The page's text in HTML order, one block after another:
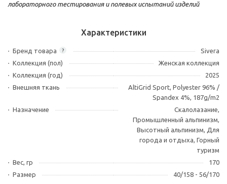
лабораторного тестирования и полевых испытаний изделий
Характеристики
?
Бренд товара
Sivera
Коллекция (пол)
Женская коллекция
Коллекция (год)
2025
Внешняя ткань
AltiGrid Sport, Polyester 96% /
Spandex 4%, 187g/m2
Назначение
Скалолазание,
Промышленный альпинизм,
Высотный альпинизм, Для
города и отдыха, Горный
туризм
Вес, гр
170
Размер
40/158 - 56/170